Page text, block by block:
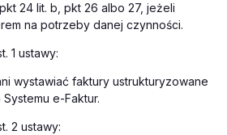
24 lit. b, pkt 26 albo 27, jeżeli
na potrzeby danej czynności.
1 ustawy:
wystawiać faktury ustrukturyzowane
e-Faktur.
2 ustawy: